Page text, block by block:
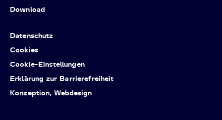
Download
Datenschutz
Cookies
Cookie-Einstellungen
Erklärung zur Barrierefreiheit
Konzeption, Webdesign